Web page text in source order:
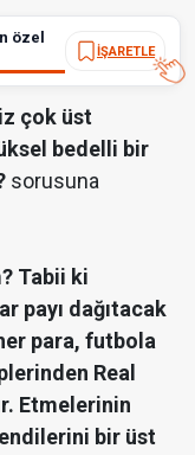
özel
İŞARETLE
çok üst
bedelli bir
sorusuna
Tabii ki
payı dağıtacak
para, futbola
Real
Etmelerinin
bir üst